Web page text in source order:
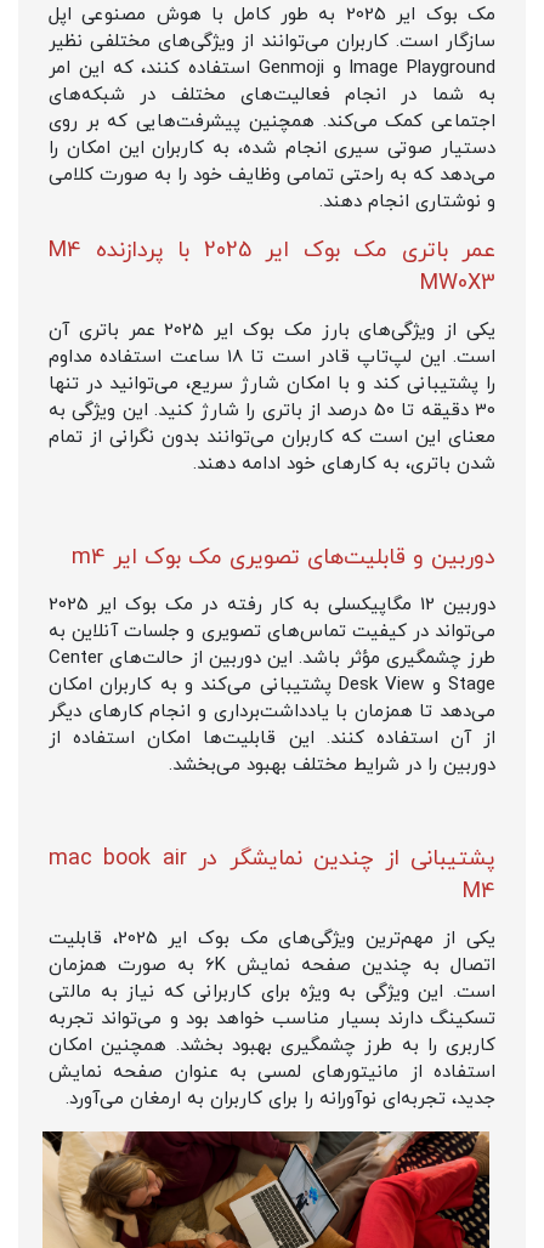
مک بوک ایر 2025 به طور کامل با هوش مصنوعی اپل
سازگار است. کاربران می‌توانند از ویژگی‌های مختلفی نظیر
Image Playground و Genmoji استفاده کنند، که این امر
به شما در انجام فعالیت‌های مختلف در شبکه‌های
اجتماعی کمک می‌کند. همچنین پیشرفت‌هایی که بر روی
دستیار صوتی سیری انجام شده، به کاربران این امکان را
می‌دهد که به راحتی تمامی وظایف خود را به صورت کلامی
و نوشتاری انجام دهند.
عمر باتری مک بوک ایر 2025 با پردازنده M4
MW0X3
یکی از ویژگی‌های بارز مک بوک ایر 2025 عمر باتری آن
است. این لپ‌تاپ قادر است تا 18 ساعت استفاده مداوم
را پشتیبانی کند و با امکان شارژ سریع، می‌توانید در تنها
30 دقیقه تا 50 درصد از باتری را شارژ کنید. این ویژگی به
معنای این است که کاربران می‌توانند بدون نگرانی از تمام
شدن باتری، به کارهای خود ادامه دهند.
دوربین و قابلیت‌های تصویری مک بوک ایر m4
دوربین 12 مگاپیکسلی به کار رفته در مک بوک ایر 2025
می‌تواند در کیفیت تماس‌های تصویری و جلسات آنلاین به
طرز چشمگیری مؤثر باشد. این دوربین از حالت‌های Center
Stage و Desk View پشتیبانی می‌کند و به کاربران امکان
می‌دهد تا همزمان با یادداشت‌برداری و انجام کارهای دیگر
از آن استفاده کنند. این قابلیت‌ها امکان استفاده از
دوربین را در شرایط مختلف بهبود می‌بخشد.
پشتیبانی از چندین نمایشگر در mac book air
M4
یکی از مهم‌ترین ویژگی‌های مک بوک ایر 2025، قابلیت
اتصال به چندین صفحه نمایش 6K به صورت همزمان
است. این ویژگی به ویژه برای کاربرانی که نیاز به مالتی
تسکینگ دارند بسیار مناسب خواهد بود و می‌تواند تجربه
کاربری را به طرز چشمگیری بهبود بخشد. همچنین امکان
استفاده از مانیتورهای لمسی به عنوان صفحه نمایش
جدید، تجربه‌ای نوآورانه را برای کاربران به ارمغان می‌آورد.